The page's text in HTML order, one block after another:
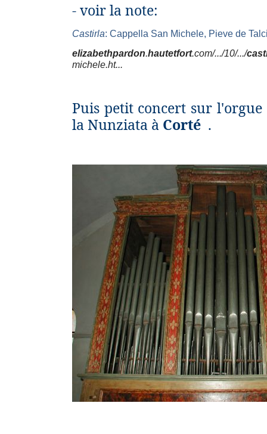
- voir la note:
Castirla: Cappella San Michele, Pieve de
elizabethpardon.hautetfort.com/.../10/.../
michele.ht...
Puis petit concert sur
la Nunziata à Corté .